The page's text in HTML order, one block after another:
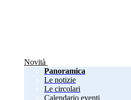
Novità
Panoramica
Le notizie
Le circolari
Calendario eventi